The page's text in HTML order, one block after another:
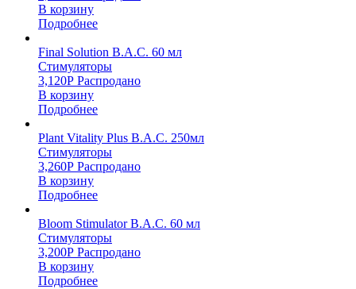
В корзину
Подробнее
Final Solution B.A.C. 60 мл
Стимуляторы
3,120Р Распродано
В корзину
Подробнее
Plant Vitality Plus B.A.C. 250мл
Стимуляторы
3,260Р Распродано
В корзину
Подробнее
Bloom Stimulator B.A.C. 60 мл
Стимуляторы
3,200Р Распродано
В корзину
Подробнее